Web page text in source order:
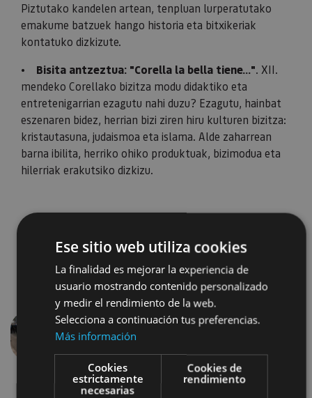
Piztutako kandelen artean, tenpluan lurperatutako
emakume batzuek hango historia eta bitxikeriak
kontatuko dizkizute.
• Bisita antzeztua: "Corella la bella tiene…". XII.
mendeko Corellako bizitza modu didaktiko eta
entretenigarrian ezagutu nahi duzu? Ezagutu, hainbat
eszenaren bidez, herrian bizi ziren hiru kulturen bizitza:
kristautasuna, judaismoa eta islama. Alde zaharrean
barna ibilita, herriko ohiko produktuak, bizimodua eta
hilerriak erakutsiko dizkizu.
Aurrekoa
Ese sitio web utiliza cookies
La finalidad es mejorar la experiencia de
usuario mostrando contenido personalizado
y medir el rendimiento de la web.
Selecciona a continuación tus preferencias.
Más información
Cookies
estrictamente
necesarias
Cookies de
rendimiento